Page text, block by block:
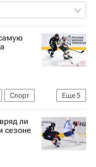
Еще5
Спорт
Ак Барс
ли
сезоне